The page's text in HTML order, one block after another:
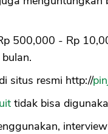
500,000 - Rp
situs resmi http://
tidak bisa